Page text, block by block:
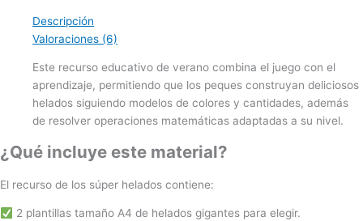
Descripción
Valoraciones (6)
Este recurso educativo de verano combina el juego con el
aprendizaje, permitiendo que los peques construyan deliciosos
helados siguiendo modelos de colores y cantidades, además
de resolver operaciones matemáticas adaptadas a su nivel.
¿Qué incluye este material?
El recurso de los súper helados contiene:
2 plantillas tamaño A4 de helados gigantes para elegir.